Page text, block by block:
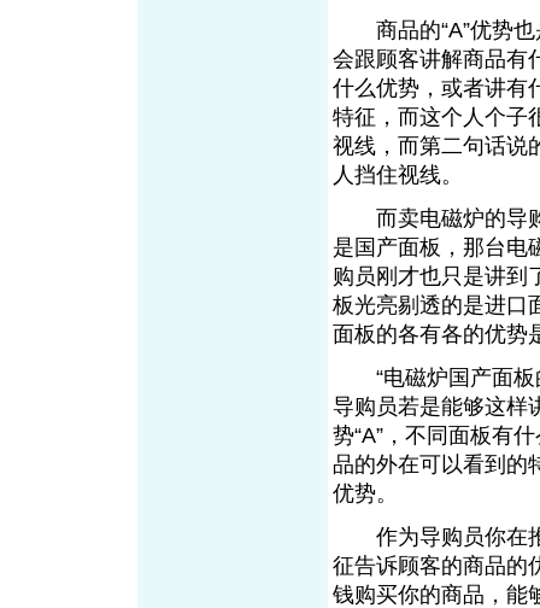
商品的“A”优势也
会跟顾客讲解商品有
什么优势，或者讲有
特征，而这个人个子
视线，而第二句话说
人挡住视线。
而卖电磁炉的导购
是国产面板，那台电
购员刚才也只是讲到
板光亮剔透的是进口
面板的各有各的优势
“电磁炉国产面板
导购员若是能够这样
势“A”，不同面板有
品的外在可以看到的
优势。
作为导购员你在推
征告诉顾客的商品的
钱购买你的商品，能